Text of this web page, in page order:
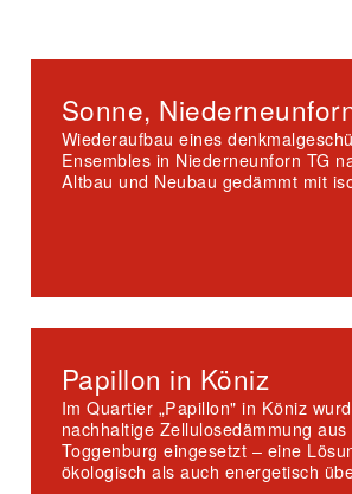
Sonne,
Wiederaufbau eines
Ensembles in Niederneunforn TG
Altbau und Neubau gedämmt mit
Papillon in Köniz
Im Quartier „Papillon" in Köniz
nachhaltige Zellulosedämmung aus
Toggenburg eingesetzt – eine
ökologisch als auch energetisch